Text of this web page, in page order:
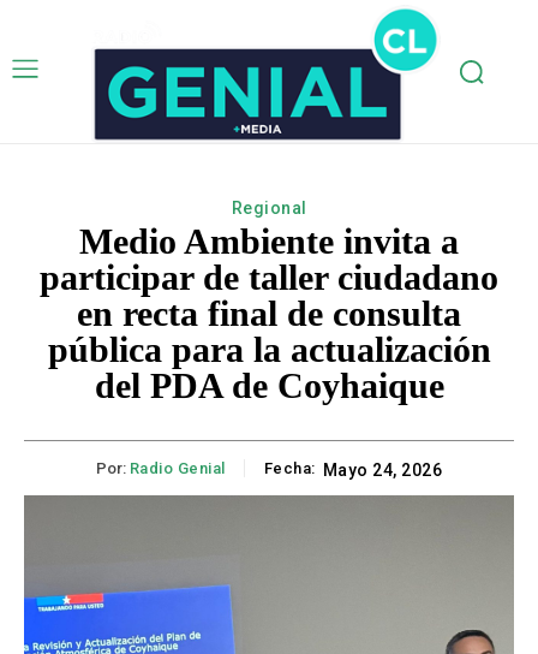
Regional
Medio Ambiente invita a
participar de taller ciudadano
en recta final de consulta
pública para la actualización
del PDA de Coyhaique
Por: Radio Genial Fecha: Mayo 24, 2026